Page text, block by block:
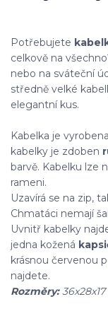
Potřebujete
celkově na
nebo na sváteční
středně velké
elegantní kus.
Kabelka je
kabelky je zdoben
barvě. Kabelku lze
rameni.
Uzavírá se na zip,
Chmatáci nemají
Uvnitř kabelky
jedna kožená
krásnou červenou
najdete.
Rozměry: